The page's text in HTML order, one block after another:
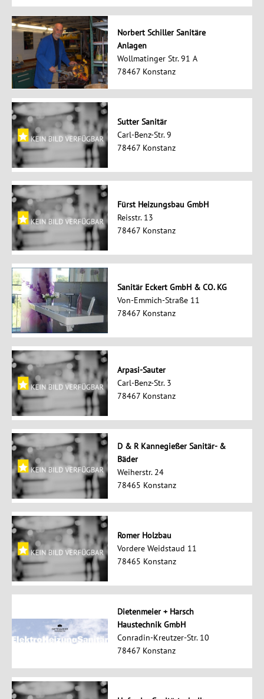
Norbert Schiller Sanitäre
Anlagen
Wollmatinger Str. 91 A
78467 Konstanz
Sutter Sanitär
Carl-Benz-Str. 9
78467 Konstanz
Fürst Heizungsbau GmbH
Reisstr. 13
78467 Konstanz
Sanitär Eckert GmbH & CO. KG
Von-Emmich-Straße 11
78467 Konstanz
Arpasi-Sauter
Carl-Benz-Str. 3
78467 Konstanz
D & R Kannegießer Sanitär- &
Bäder
Weiherstr. 24
78465 Konstanz
Romer Holzbau
Vordere Weidstaud 11
78465 Konstanz
Dietenmeier + Harsch
Haustechnik GmbH
Conradin-Kreutzer-Str. 10
78467 Konstanz